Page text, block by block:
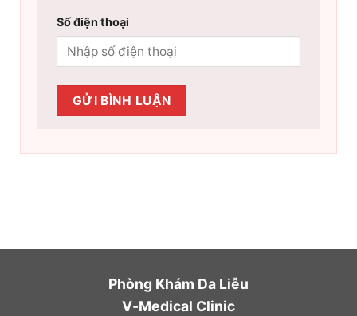
Số điện thoại
Phòng Khám Da Liễu
V-Medical Clinic